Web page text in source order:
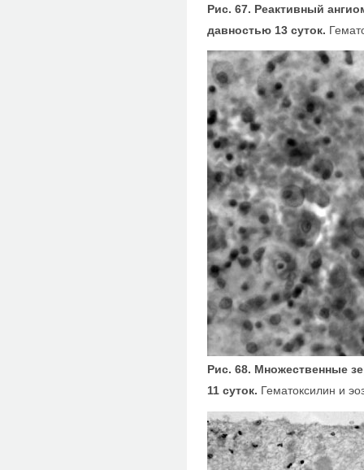
Рис. 67. Реактивный
давностью 13 суток.
Рис. 68. Множественные
11 суток. Гематоксилин и